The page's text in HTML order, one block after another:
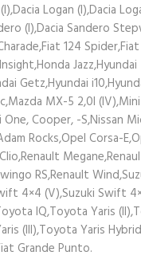
Logan (I),Dacia
(I),Dacia Sandero
124
Jazz,Hyundai
Getz,Hyundai
MX-5 2,0l
Cooper, -S,Nissan
Rocks,Opel Corsa-
RS,Renault
4×4 (V),Suzuki Swift
IQ,Toyota Yaris
(III),Toyota Yaris
Grande Punto.